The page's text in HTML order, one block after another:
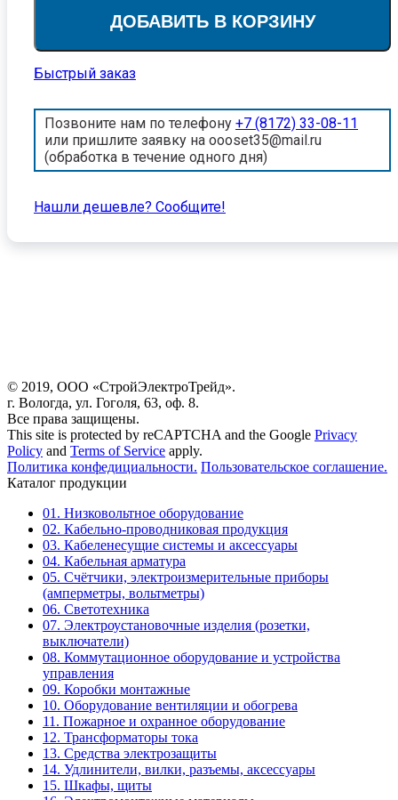
ДОБАВИТЬ В КОРЗИНУ
Быстрый заказ
Позвоните нам по телефону +7 (8172) 33-08-11
или пришлите заявку на oooset35@mail.ru
(обработка в течение одного дня)
Нашли дешевле? Cообщите!
© 2019, ООО «СтройЭлектроТрейд».
г. Вологда, ул. Гоголя, 63, оф. 8.
Все права защищены.
This site is protected by reCAPTCHA and the Google Privacy
Policy and Terms of Service apply.
Политика конфедициальности. Пользовательское соглашение.
Каталог продукции
01. Низковольтное оборудование
02. Кабельно-проводниковая продукция
03. Кабеленесущие системы и аксессуары
04. Кабельная арматура
05. Счётчики, электроизмерительные приборы
(амперметры, вольтметры)
06. Светотехника
07. Электроустановочные изделия (розетки,
выключатели)
08. Коммутационное оборудование и устройства
управления
09. Коробки монтажные
10. Оборудование вентиляции и обогрева
11. Пожарное и охранное оборудование
12. Трансформаторы тока
13. Средства электрозащиты
14. Удлинители, вилки, разъемы, аксессуары
15. Шкафы, щиты